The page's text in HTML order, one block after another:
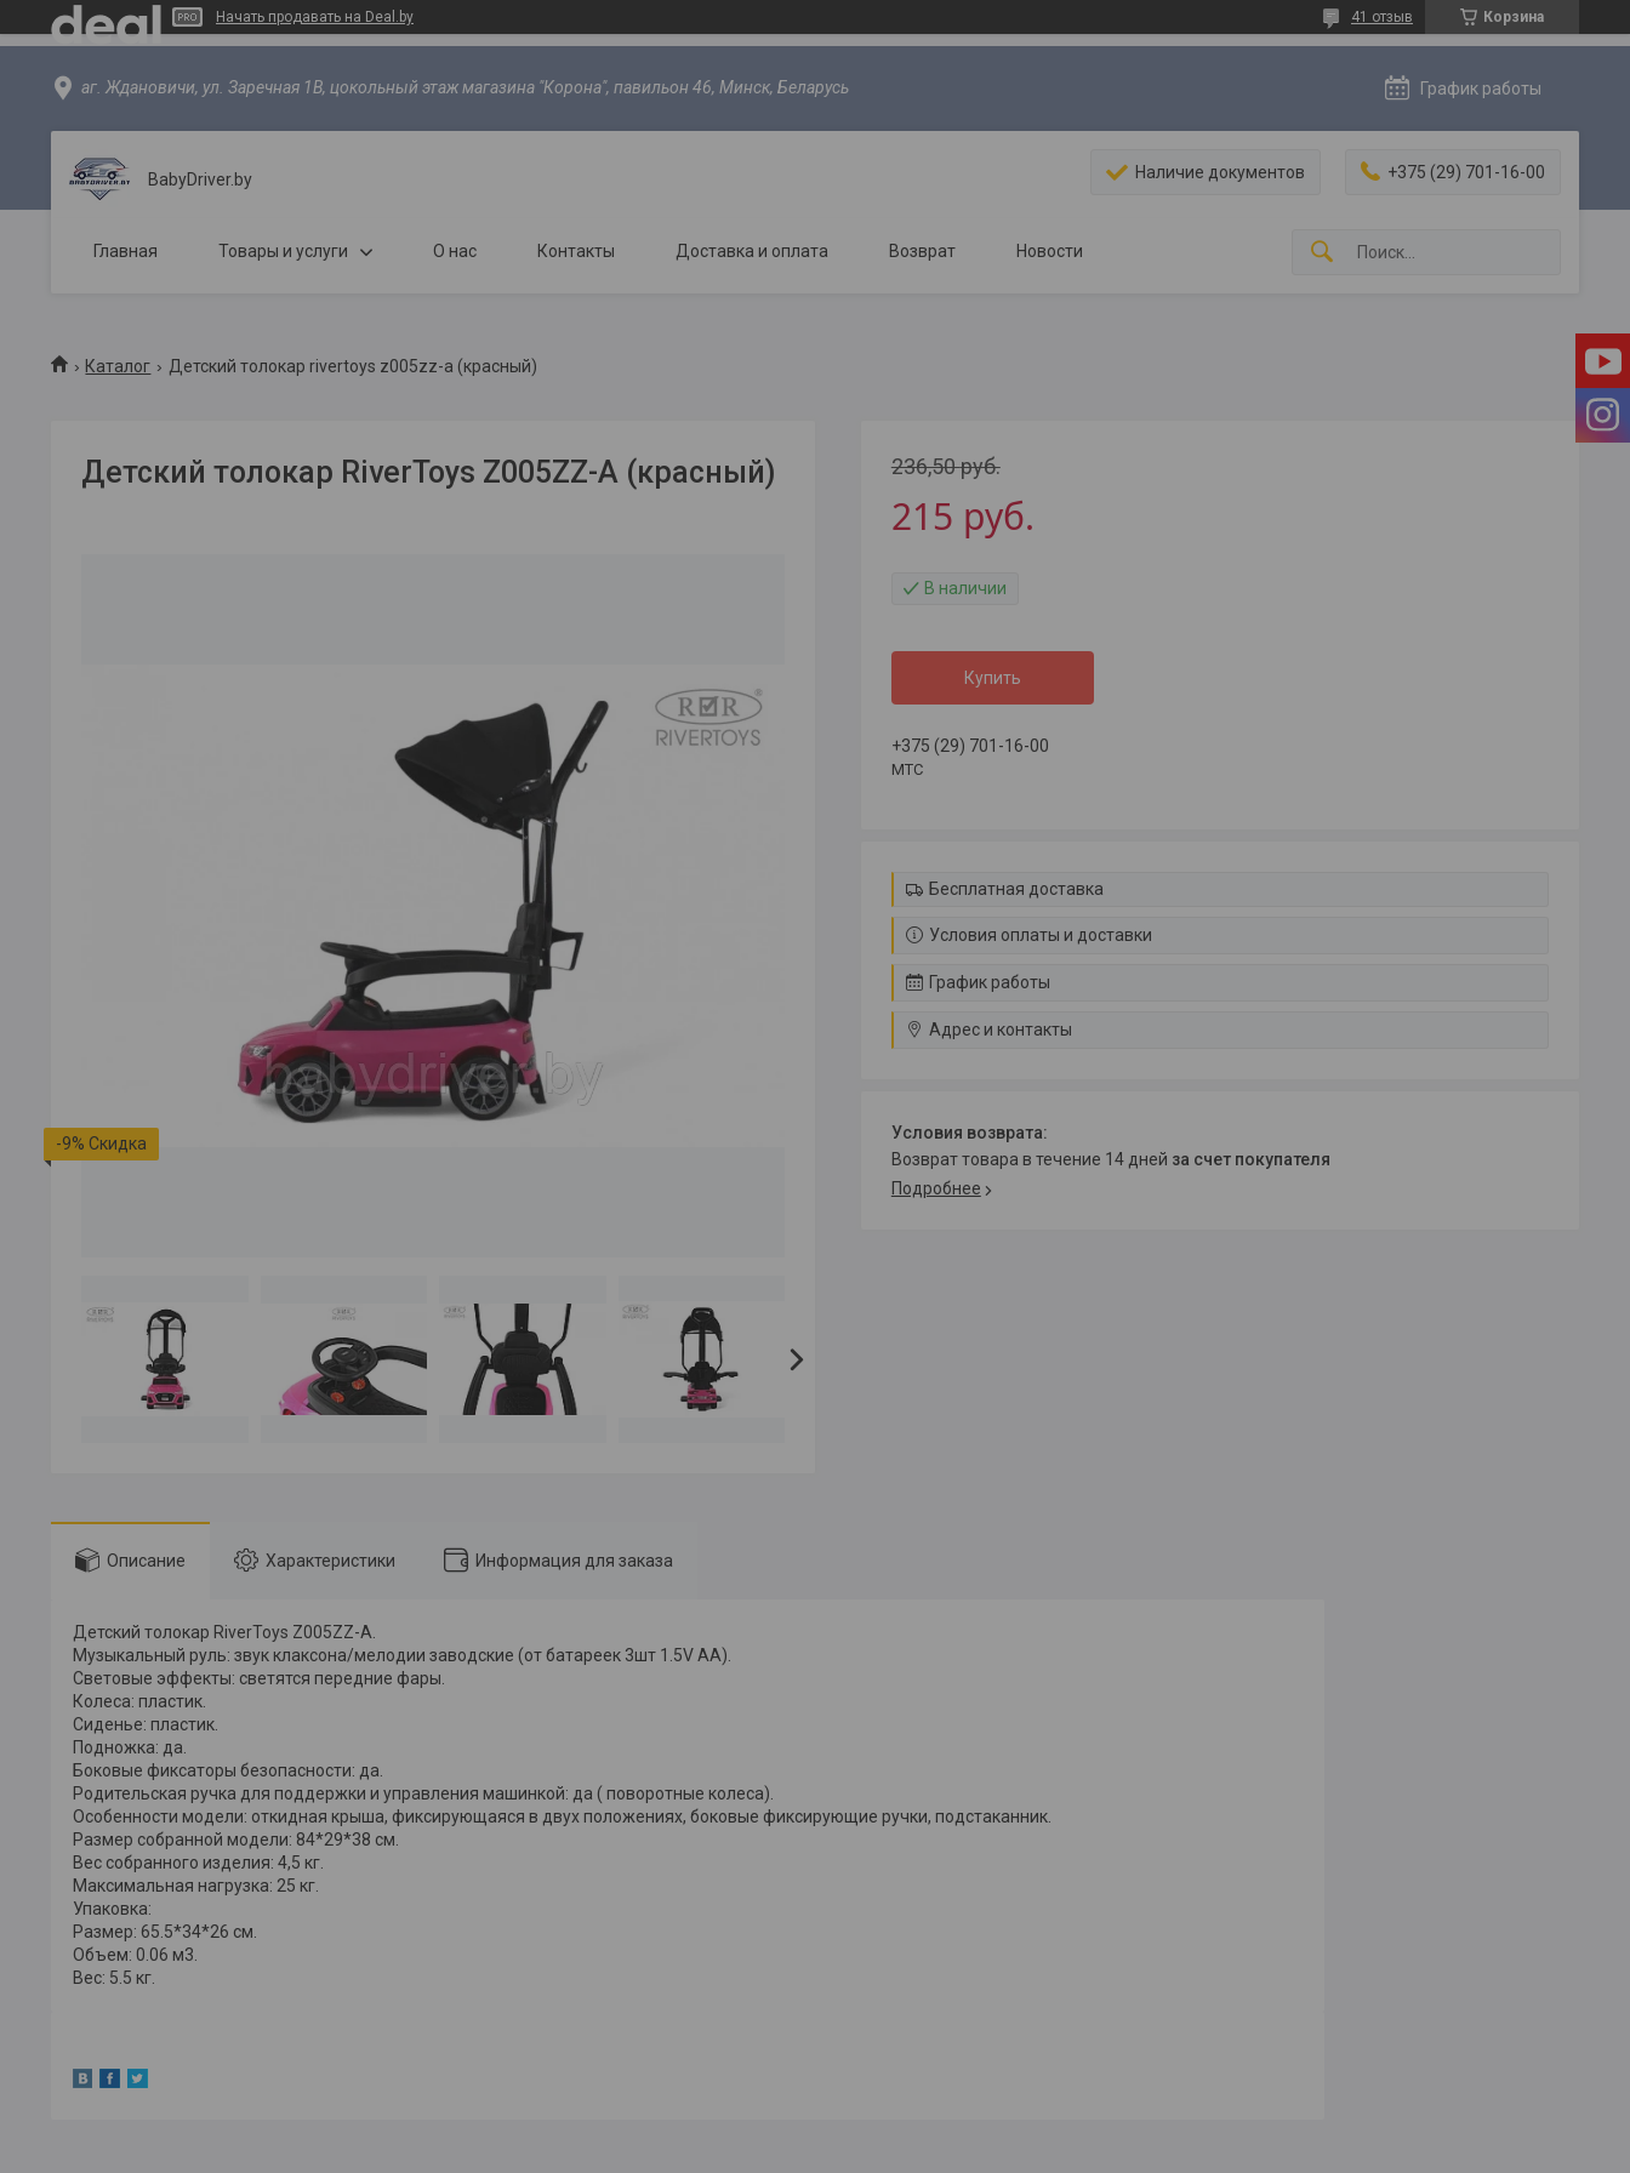
Начать продавать на Deal.by Корзина
41 отзыв
аг. Ждановичи, ул. Заречная 1В, цокольный этаж магазина "Корона", павильон 46, Минск, Беларусь График работы
BabyDriver.by Наличие документов +375 (29) 701-16-00
Главная Товары и услуги О нас Контакты Доставка и оплата Возврат Новости
Каталог Детский толокар rivertoys z005zz-a (красный)
Детский толокар RiverToys Z005ZZ-A (красный)
-9%
236,50руб.
215 руб.
В наличии
Купить
+375 (29) 701-16-00
МТС
Бесплатная доставка
Условия оплаты и доставки
График работы
Адрес и контакты
возврат товара в течение 14 дней за счет покупателя
Подробнее
Описание Характеристики Информация для заказа
Детский толокар RiverToys Z005ZZ-A.
Музыкальный руль: звук клаксона/мелодии заводские (от батареек 3шт 1.5V AA).
Световые эффекты: светятся передние фары.
Колеса: пластик.
Сиденье: пластик.
Подножка: да.
Боковые фиксаторы безопасности: да.
Родительская ручка для поддержки и управления машинкой: да ( поворотные колеса).
Особенности модели: откидная крыша, фиксирующаяся в двух положениях, боковые фиксирующие ручки, подстаканник.
Размер собранной модели: 84*29*38 см.
Вес собранного изделия: 4,5 кг.
Максимальная нагрузка: 25 кг.
Упаковка:
Размер: 65.5*34*26 см.
Объем: 0.06 м3.
Вес: 5.5 кг.